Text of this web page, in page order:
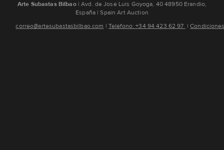
Arte Subastas Bilbao | Avd. de José Luis Goyoga, 40 48950 Erandio,
España | Spain Art Auction
correo@artesubastasbilbao.com ¦ Teléfono: +34 94 423 62 97 ¦